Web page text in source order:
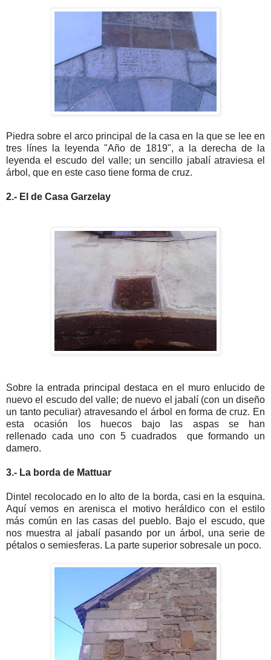
Piedra sobre el arco principal de la casa en la que se lee en
tres línes la leyenda "Año de 1819", a la derecha de la
leyenda el escudo del valle; un sencillo jabalí atraviesa el
árbol, que en este caso tiene forma de cruz.
2.- El de Casa Garzelay
Sobre la entrada principal destaca en el muro enlucido de
nuevo el escudo del valle; de nuevo el jabalí (con un diseño
un tanto peculiar) atravesando el árbol en forma de cruz. En
esta ocasión los huecos bajo las aspas se han
rellenado cada uno con 5 cuadrados que formando un
damero.
3.- La borda de Mattuar
Dintel recolocado en lo alto de la borda, casi en la esquina.
Aquí vemos en arenisca el motivo heráldico con el estilo
más común en las casas del pueblo. Bajo el escudo, que
nos muestra al jabalí pasando por un árbol, una serie de
pétalos o semiesferas. La parte superior sobresale un poco.